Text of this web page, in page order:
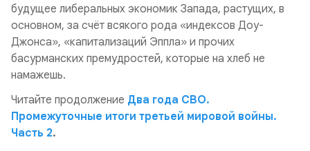
будущее либеральных экономик Запада, растущих, в
основном, за счёт всякого рода «индексов Доу-
Джонса», «капитализаций Эппла» и прочих
басурманских премудростей, которые на хлеб не
намажешь.
Читайте продолжение Два года СВО.
Промежуточные итоги третьей мировой войны.
Часть 2.